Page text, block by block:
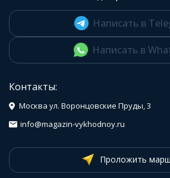
Написать в
Написать в
Контакты:
Москва ул. Воронцовские Пруды, 3
info@magazin-vykhodnoy.ru
Проложить